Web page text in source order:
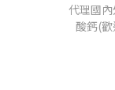
代理國
酸鈣(